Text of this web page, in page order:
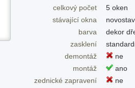
celkový počet
5 oken
stávající okna
barva
dekor
zasklení
demontáž
ne
montáž
ano
zednické zapravení
ne